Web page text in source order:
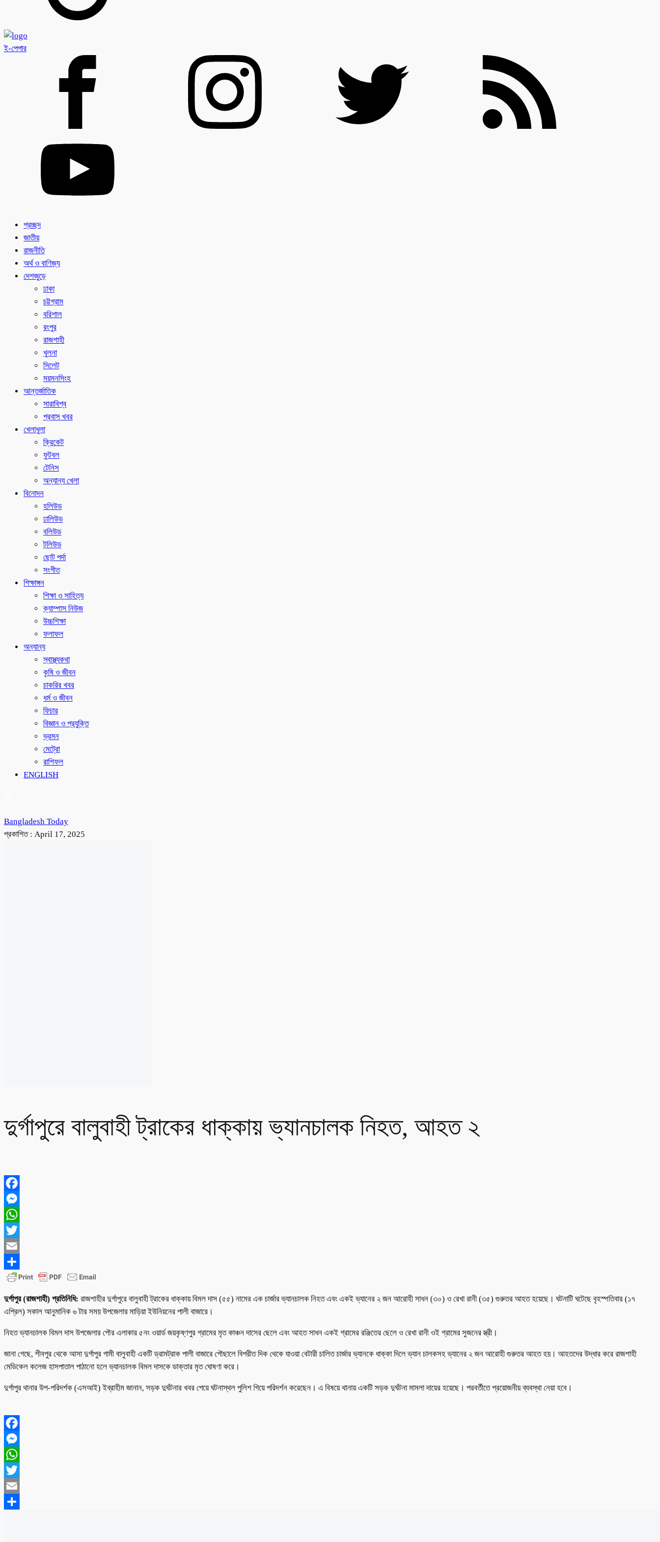
ই-পেপার
প্রচ্ছদ
জাতীয়
রাজনীতি
অর্থ ও বাণিজ্য
দেশজুড়ে
ঢাকা
চট্টগ্রাম
বরিশাল
রংপুর
রাজশাহী
খুলনা
সিলেট
ময়মনসিংহ
আন্তর্জাতিক
সারাবিশ্ব
প্রবাস খবর
খেলাধুলা
ক্রিকেট
ফুটবল
টেনিস
অন্যান্য খেলা
বিনোদন
হলিউড
ঢালিউড
বলিউড
টলিউড
ছোট পর্দা
সংগীত
শিক্ষাঙ্গন
শিক্ষা ও সাহিত্য
ক্যাম্পাস নিউজ
উচ্চশিক্ষা
ফলাফল
অন্যান্য
স্বাস্থ্যকথা
কৃষি ও জীবন
চাকরির খবর
ধর্ম ও জীবন
ফিচার
বিজ্ঞান ও প্রযুক্তি
ভ্রমন
মেট্রো
রাশিফল
ENGLISH
Bangladesh Today
প্রকাশিত : April 17, 2025
দুর্গাপুরে বালুবাহী ট্রাকের ধাক্কায় ভ্যানচালক নিহত, আহত ২
Facebook
Messenger
WhatsApp
Twitter
Email
Share
দুর্গাপুর (রাজশাহী) প্রতিনিধি: রাজশাহীর দুর্গাপুরে বালুবাহী ট্রাকের ধাক্কায় বিমল দাস (৫৫) নামের এক চার্জার ভ্যানচালক নিহত এবং একই ভ্যানের ২ জন আরোহী সাধন (৩০) ও রেখা রানী (৩৫) গুরুতর আহত হয়েছে। ঘটনাটি ঘটেছে বৃহস্পতিবার (১৭
এপ্রিল) সকাল আনুমানিক ৬ টার সময় উপজেলার মাড়িয়া ইউনিয়নের পালী বাজারে।
‎নিহত ভ্যানচালক বিমল দাস উপজেলার পৌর এলাকার ৫নং ওয়ার্ড জয়কৃষ্ণপুর গ্রামের মৃত কাঞ্চন দাসের ছেলে এবং আহত সাধন একই গ্রামের রঞ্জিতের ছেলে ও রেখা রানী ওই গ্রামের সুজনের স্ত্রী।
জানা গেছে, শীবপুর থেকে আসা দুর্গাপুর গামী বালুবাহী একটি ড্রামট্রাক পালী বাজারে পৌছালে বিপরীত দিক থেকে যাওয়া বেটারী চালিত চার্জার ভ্যানকে ধাক্কা দিলে ভ্যান চালকসহ ভ্যানের ২ জন আরোহী গুরুতর আহত হয়। আহতদের উদ্ধার করে রাজশাহী
মেডিকেল কলেজ হাসপাতাল পাঠানো হলে ভ্যানচালক বিমল দাসকে ডাক্তার মৃত ঘোষণা করে।
দুর্গাপুর থানার উপ-পরিদর্শক (এসআই) ইব্রাহীম জানান, সড়ক দুর্ঘটনার খবর পেয়ে ঘটনাস্থল পুলিশ গিয়ে পরিদর্শন করেছেন। এ বিষয়ে থানায় একটি সড়ক দুর্ঘটনা মামলা দায়ের হয়েছে। পরবর্তীতে প্রয়োজনীয় ব্যবস্থা নেয়া হবে।
Facebook
Messenger
WhatsApp
Twitter
Email